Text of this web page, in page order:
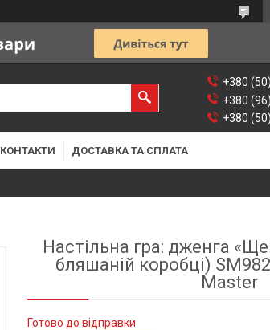
+380
+380
+380
КОНТАКТИ ДОСТАВКА ТА СПЛАТА
Настільна гра: дженга
бляшаній коробці)
Master
Готово до відправки